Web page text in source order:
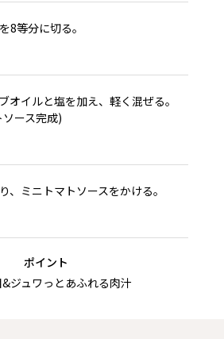
8等分に切る。
オイルと塩を加え、軽く混ぜる。
ース完成)
、ミニトマトソースをかける。
ポイント
ジュワっとあふれる肉汁